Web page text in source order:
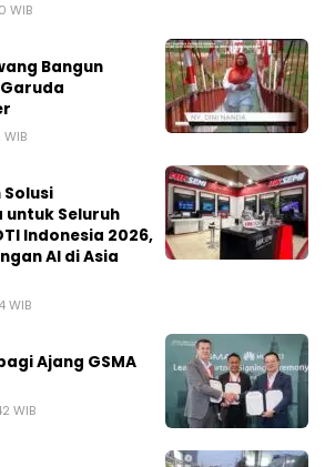
WIB
Bangun
Solusi
untuk Seluruh
Indonesia 2026,
AI di Asia
WIB
Ajang GSMA
WIB